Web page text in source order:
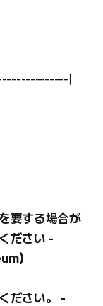
|
要する場合が
ださい -
）
ださい。 -